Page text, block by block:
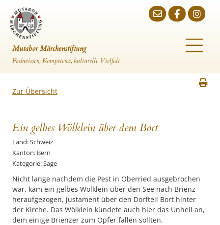
Mutabor Märchenstiftung
Fachwissen, Kompetenz, kulturelle Vielfalt
Zur Übersicht
Ein gelbes Wölklein über dem Bort
Land: Schweiz
Kanton: Bern
Kategorie: Sage
Nicht lange nachdem die Pest in Oberried ausgebrochen
war, kam ein gelbes Wölklein über den See nach Brienz
heraufgezogen, justament über den Dorfteil Bort hinter
der Kirche. Das Wölklein kündete auch hier das Unheil an,
dem einige Brienzer zum Opfer fallen sollten.